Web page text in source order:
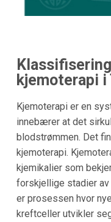
kjemoterapi i
Kjemoterapi er en
innebærer at det
blodstrømmen. Det
kjemoterapi.
kjemikalier som
forskjellige stadier
er prosessen hvor
kreftceller utvikler